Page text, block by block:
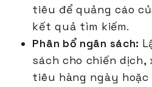
tiêu để quảng cáo
kết quả tìm kiếm.
Phân bổ ngân sách:
sách cho chiến
tiêu hàng ngày